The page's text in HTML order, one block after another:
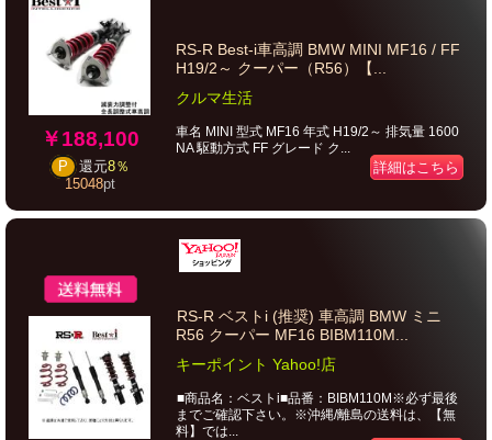
￥188,100
P 還元8％
15048pt
RS-R Best-i車高調 BMW MINI MF16 / FF
H19/2～ クーパー（R56）【...
クルマ生活
車名 MINI 型式 MF16 年式 H19/2～ 排気量 1600
NA 駆動方式 FF グレード ク...
詳細はこちら
RS-R ベストi (推奨) 車高調 BMW ミニ
R56 クーパー MF16 BIBM110M...
キーポイント Yahoo!店
■商品名：ベストi■品番：BIBM110M※必ず最後
までご確認下さい。※沖縄/離島の送料は、【無
料】では...